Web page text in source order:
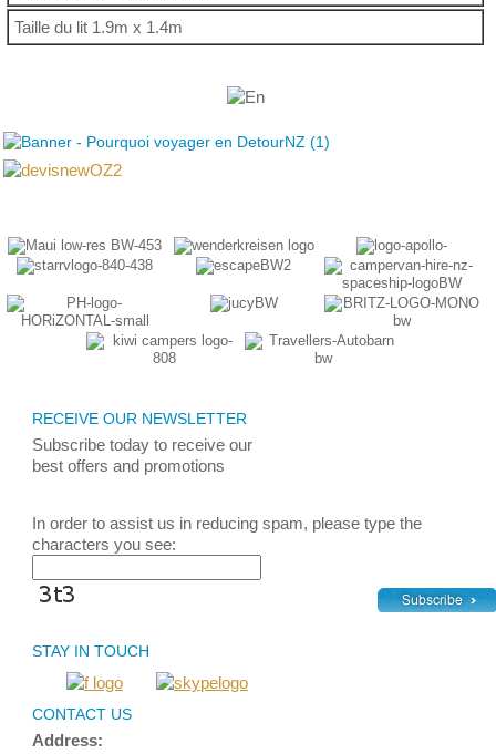
Taille du lit 1.9m x 1.4m
RECEIVE OUR NEWSLETTER
Subscribe today to receive our
best offers and promotions
In order to assist us in reducing spam, please type the
characters you see:
STAY IN TOUCH
CONTACT US
Address: